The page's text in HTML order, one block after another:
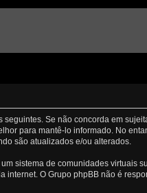
seguintes. Se não concorda em
para mantê-lo informado. No
são atualizados e/ou alterados.
sistema de comunidades virtuais
internet. O Grupo phpBB não é